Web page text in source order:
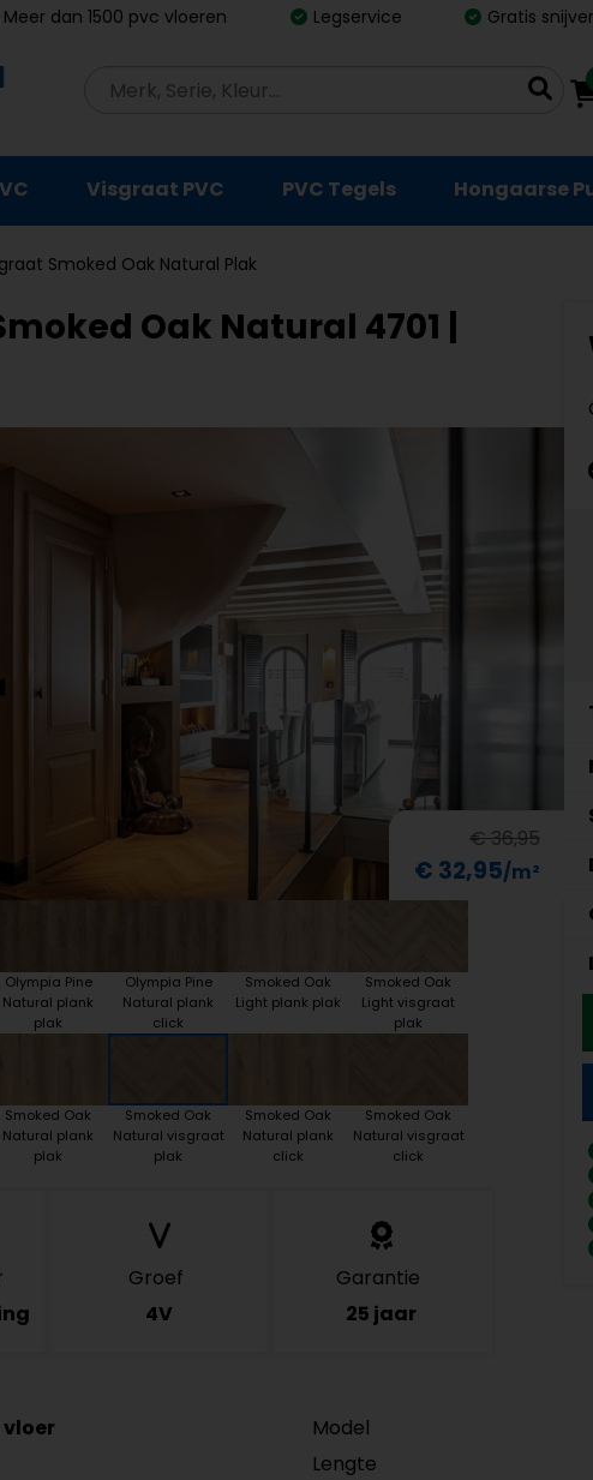
Meer dan 1500 pvc vloeren Legservice Gratis
Visgraat PVC PVC Tegels Hongaarse
Smoked Oak Natural Plak
Oak Natural 4701 |
€ 36,95
€ 32,95
Olympia Pine
Natural plank
plak
Olympia Pine
Natural plank
click
Smoked Oak
Light plank plak
Smoked Oak
Light visgraat
plak
Smoked Oak
Natural plank
plak
Smoked Oak
Natural visgraat
plak
Smoked Oak
Natural plank
click
Smoked Oak
Natural visgraat
click
Groef
4V
Garantie
25 jaar
vloer Model
Lengte